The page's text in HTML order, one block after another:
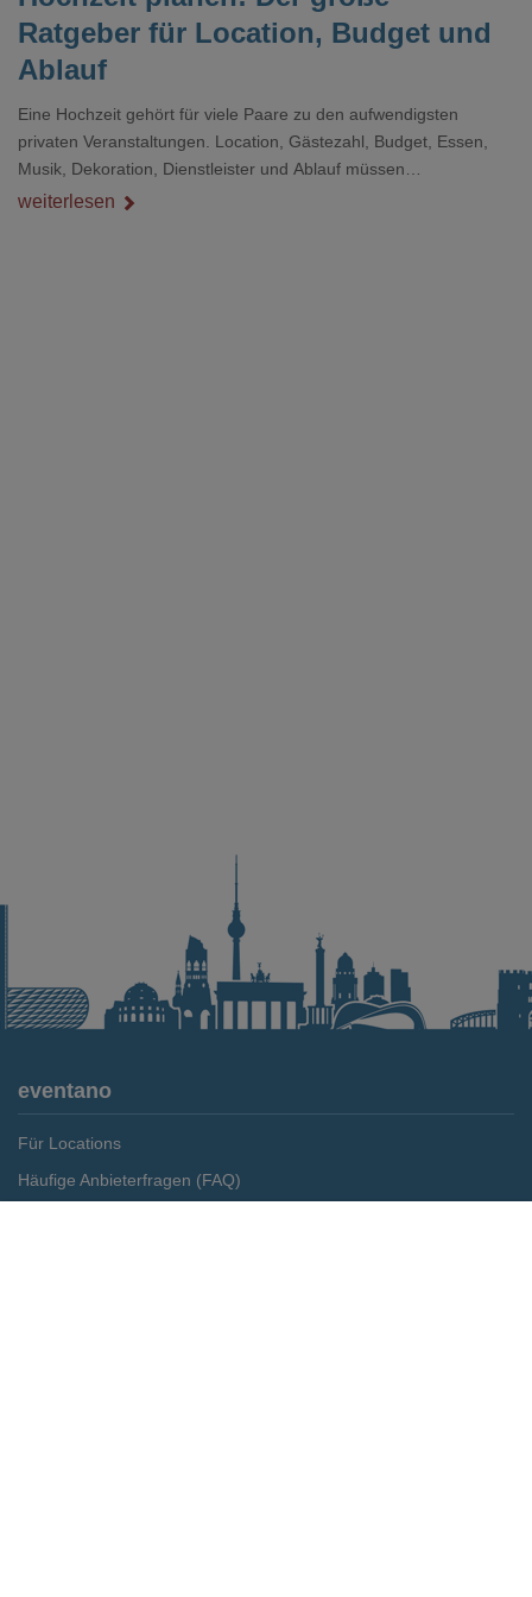
Ratgeber für Location, Budget und
Ablauf
Eine Hochzeit gehört für viele Paare zu den aufwendigsten
privaten Veranstaltungen. Location, Gästezahl, Budget, Essen,
Musik, Dekoration, Dienstleister und Ablauf müssen
zusammenpassen, damit der Tag gut organisiert ist und trotzdem
weiterlesen
eventano
Für Locations
Häufige Anbieterfragen (FAQ)